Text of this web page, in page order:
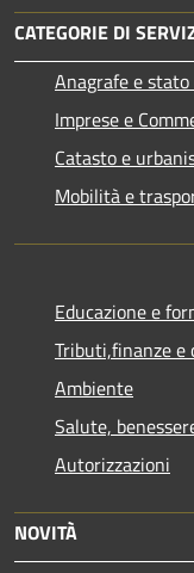
CATEGORIE DI
Anagrafe e
Imprese e
Catasto e
Mobilità e
Educazione e
Tributi,finanze e
Ambiente
Salute,
Autorizzazioni
NOVITÀ